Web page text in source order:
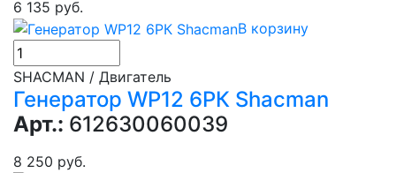
6 135 руб.
В корзину
SHACMAN / Двигатель
Генератор WP12 6РК Shacman
Арт.: 612630060039
8 250 руб.